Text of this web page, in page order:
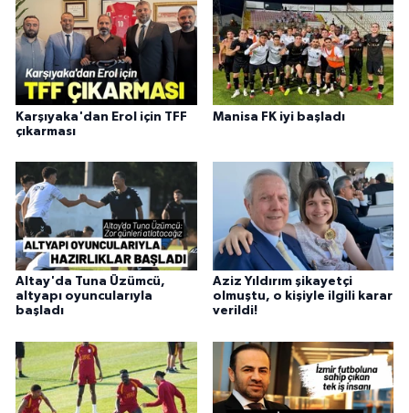
Karşıyaka'dan Erol için TFF
çıkarması
Manisa FK iyi başladı
Altay'da Tuna Üzümcü,
altyapı oyuncularıyla
başladı
Aziz Yıldırım şikayetçi
olmuştu, o kişiyle ilgili karar
verildi!